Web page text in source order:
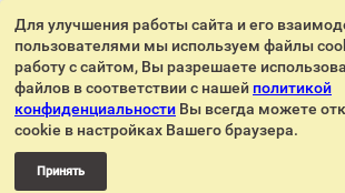
Для улучшения работы сайта и его
пользователями мы используем файлы
работу с сайтом, Вы разрешаете
файлов в соответствии с нашей политикой
конфиденциальности Вы всегда можете
cookie в настройках Вашего браузера.
Принять